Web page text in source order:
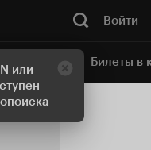
или
Войти
Билеты в